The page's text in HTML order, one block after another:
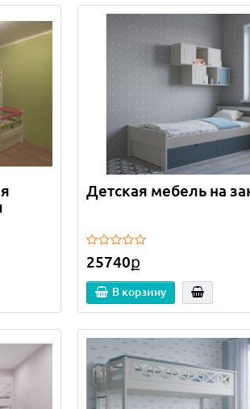
3
16060ք 9340ք
Детская мебель на
25740ք
В корзину